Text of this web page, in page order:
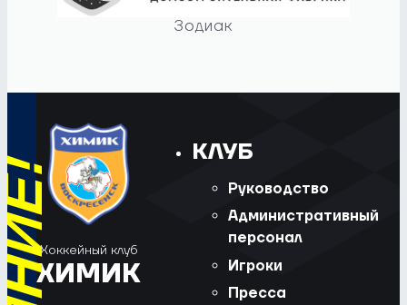
Зодиак
Хоккейный клуб
ХИМИК
КЛУБ
Руководство
Административный
персонал
Игроки
Пресса